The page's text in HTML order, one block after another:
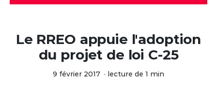
Le RREO appuie l'adoption
du projet de loi C-25
9 février 2017 · lecture de 1 min